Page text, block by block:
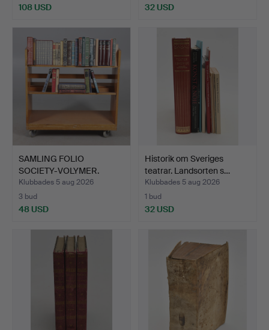
108 USD 32 USD
SAMLING FOLIO
SOCIETY-VOLYMER.
Klubbades 5 aug 2026
3 bud
48 USD
Historik om Sveriges
teatrar. Landsorten s…
Klubbades 5 aug 2026
1 bud
32 USD